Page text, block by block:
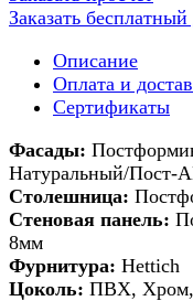
Заказать
Описание
Оплата и
Сертификаты
Фасады:
Натуральный/Пост-
Столешница:
Стеновая панель:
8мм
Фурнитура: Hettich
Цоколь: ПВХ,